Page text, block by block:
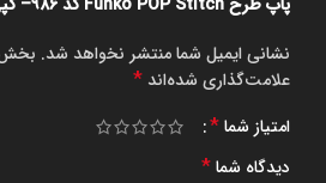
نشانی ایمیل شما منتشر نخواهد شد.
علامت‌گذاری شده‌اند *
امتیاز شما*
دیدگاه شما*